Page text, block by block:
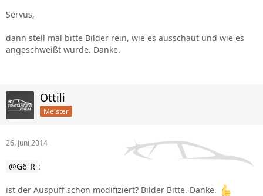
Servus,
dann stell mal bitte Bilder rein, wie es ausschaut und wie es
angeschweißt wurde. Danke.
Ottili
Meister
26. Juni 2014
G6-R :
ist der Auspuff schon modifiziert? Bilder Bitte. Danke.